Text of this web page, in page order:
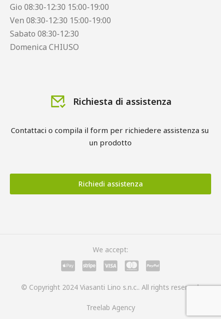
Gio 08:30-12:30 15:00-19:00
Ven 08:30-12:30 15:00-19:00
Sabato 08:30-12:30
Domenica CHIUSO
Richiesta di assistenza
Contattaci o compila il form per richiedere assistenza su
un prodotto
Richiedi assistenza
© Copyright 2024 Viasanti Lino s.n.c.. All rights reserved.
Treelab Agency
We accept: